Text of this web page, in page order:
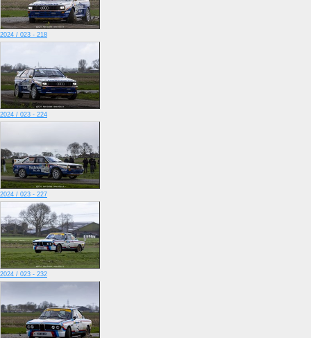
2024 / 023 - 218
2024 / 023 - 224
2024 / 023 - 227
2024 / 023 - 232